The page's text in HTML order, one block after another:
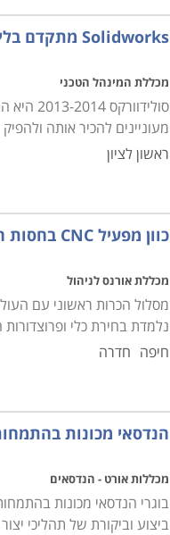
Solidworks מתקדם בלימוד אישי
מכללת המינהל הטכני
מעוניינים להכיר אותה
ראשון לציון
כוון מפעיל CNC בחסות האיגוד הישראלי לאיכות
מכללת אורנס לניהול
מסלול הכרות ראשוני עם
נלמדת בחירת כלי
חיפה חדרה
הנדסאי מכונות
מכללות אורט - הנדסאים
בוגרי הנדסאי מכונות
ביצוע וביקורת של תהליכי